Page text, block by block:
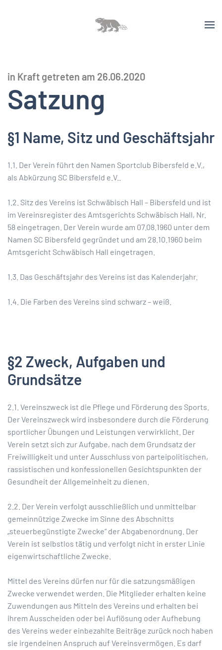
in Kraft getreten am 26.06.2020
Satzung
§1 Name, Sitz und Geschäftsjahr
1.1. Der Verein führt den Namen Sportclub Bibersfeld e.V.,
als Abkürzung SC Bibersfeld e.V..
1.2. Sitz des Vereins ist Schwäbisch Hall – Bibersfeld und ist
im Vereinsregister des Amtsgerichts Schwäbisch Hall, Nr.
58 eingetragen. Der Verein wurde am 07.08.1960 unter dem
Namen SC Bibersfeld gegründet und am 28.10.1960 beim
Amtsgericht Schwäbisch Hall eingetragen.
1.3. Das Geschäftsjahr des Vereins ist das Kalenderjahr.
1.4. Die Farben des Vereins sind schwarz – weiß.
§2 Zweck, Aufgaben und
Grundsätze
2.1. Vereinszweck ist die Pflege und Förderung des Sports.
Der Vereinszweck wird insbesondere durch die Förderung
sportlicher Übungen und Leistungen verwirklicht. Der
Verein setzt sich zur Aufgabe, nach dem Grundsatz der
Freiwilligkeit und unter Ausschluss von parteipolitischen,
rassistischen und konfessionellen Gesichtspunkten der
Gesundheit der Allgemeinheit zu dienen.
2.2. Der Verein verfolgt ausschließlich und unmittelbar
gemeinnützige Zwecke im Sinne des Abschnitts
„steuerbegünstigte Zwecke“ der Abgabenordnung. Der
Verein ist selbstlos tätig und verfolgt nicht in erster Linie
eigenwirtschaftliche Zwecke.
Mittel des Vereins dürfen nur für die satzungsmäßigen
Zwecke verwendet werden. Die Mitglieder erhalten keine
Zuwendungen aus Mitteln des Vereins und erhalten bei
ihrem Ausscheiden oder bei Auflösung oder Aufhebung
des Vereins weder einbezahlte Beiträge zurück noch haben
sie irgendeinen Anspruch auf Vereinsvermögen. Es darf